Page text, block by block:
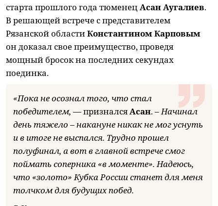
старта прошлого года тюменецАсан Аугалиев.
В решающей встрече с представителем
Рязанской областиКонстантином Карповым
он доказал свое преимущество, проведя
мощный бросок на последних секундах
поединка.
«Пока не осознал того, что стал
победителем, —призналсяАсан. – Начинал
день тяжело – накануне никак не мог уснуть
и в итоге не выспался. Трудно прошел
полуфинал, а вот в главной встрече смог
поймать соперника «в моменте». Надеюсь,
что «золото» Кубка России станет для меня
толчком для будущих побед.